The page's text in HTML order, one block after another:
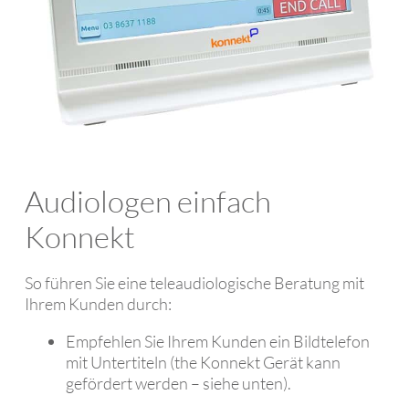
Audiologen einfach
Konnekt
So führen Sie eine teleaudiologische Beratung mit
Ihrem Kunden durch:
Empfehlen Sie Ihrem Kunden ein Bildtelefon
mit Untertiteln (the Konnekt Gerät kann
gefördert werden – siehe unten).